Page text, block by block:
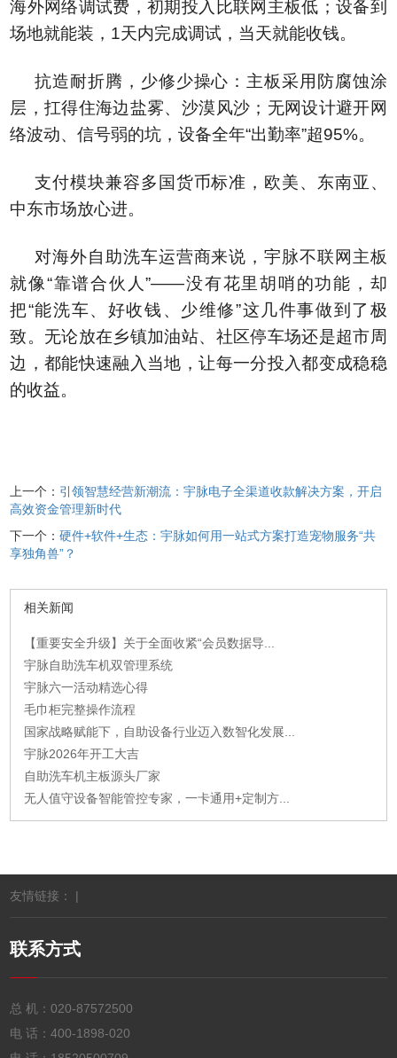
海外网络调试费，初期投入比联网主板低；设备到
场地就能装，1天内完成调试，当天就能收钱。
抗造耐折腾，少修少操心：主板采用防腐蚀涂
层，扛得住海边盐雾、沙漠风沙；无网设计避开网
络波动、信号弱的坑，设备全年“出勤率”超95%。
支付模块兼容多国货币标准，欧美、东南亚、
中东市场放心进。
对海外自助洗车运营商来说，宇脉不联网主板
就像“靠谱合伙人”——没有花里胡哨的功能，却
把“能洗车、好收钱、少维修”这几件事做到了极
致。无论放在乡镇加油站、社区停车场还是超市周
边，都能快速融入当地，让每一分投入都变成稳稳
的收益。
上一个： 引领智慧经营新潮流：宇脉电子全渠道收款解决方案，开启
高效资金管理新时代
下一个：硬件+软件+生态：宇脉如何用一站式方案打造宠物服务“共
享独角兽”？
相关新闻
【重要安全升级】关于全面收紧“会员数据导...
宇脉自助洗车机双管理系统
宇脉六一活动精选心得
毛巾柜完整操作流程
国家战略赋能下，自助设备行业迈入数智化发展...
宇脉2026年开工大吉
自助洗车机主板源头厂家
无人值守设备智能管控专家，一卡通用+定制方...
友情链接： |
联系方式
总 机：020-87572500
电 话：400-1898-020